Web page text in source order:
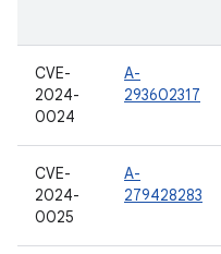
CVE-
2024-
0024
A-
293602317
CVE-
2024-
0025
A-
279428283